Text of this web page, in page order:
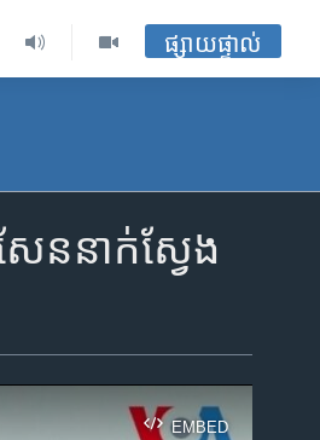
ផ្សាយផ្ទាល់
ន​នាក់​ស្វែង​
EMBED